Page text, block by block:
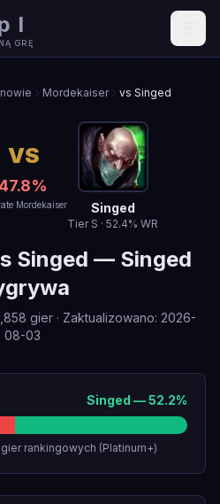
GRĘ
Mordekaiser vs Singed
VS
%
Mordekaiser Singed
Tier S · 52.4% WR
Singed — Singed
gier · Zaktualizowano: 2026-
08-03
Singed —52.2%
rankingowych (Platinum+)